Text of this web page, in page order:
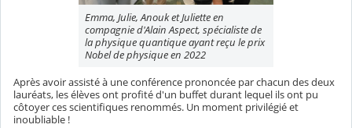
Emma, Julie, Anouk et Juliette en
compagnie d'Alain Aspect, spécialiste de
la physique quantique ayant reçu le prix
Nobel de physique en 2022
Après avoir assisté à une conférence prononcée par chacun des deux
lauréats, les élèves ont profité d'un buffet durant lequel ils ont pu
côtoyer ces scientifiques renommés. Un moment privilégié et
inoubliable !